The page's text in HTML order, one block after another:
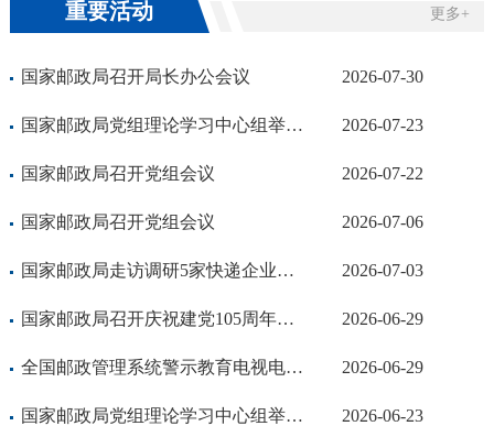
重要活动 更多+
国家邮政局召开局长办公会议 2026-07-30
国家邮政局党组理论学习中心组举行2026年第7次集体学习 2026-07-23
国家邮政局召开党组会议 2026-07-22
国家邮政局召开党组会议 2026-07-06
国家邮政局走访调研5家快递企业总部 2026-07-03
国家邮政局召开庆祝建党105周年暨“两优一先”表彰大会 2026-06-29
全国邮政管理系统警示教育电视电话会议召开 2026-06-29
国家邮政局党组理论学习中心组举行2026年第6次集体学习 2026-06-23